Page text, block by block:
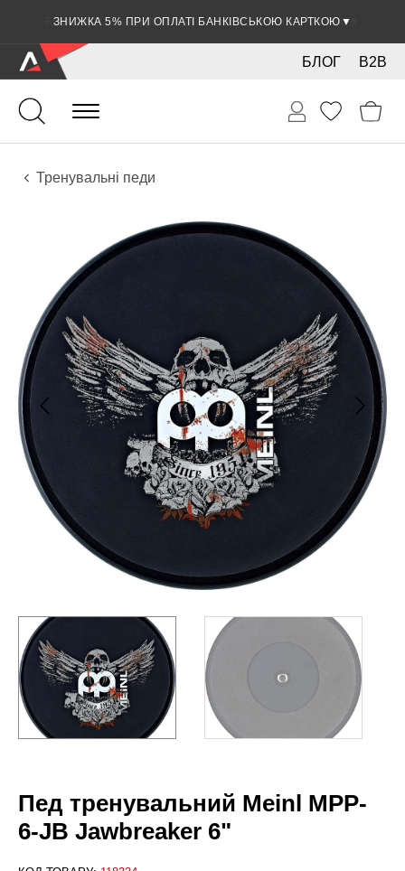
ЗНИЖКА 5% ПРИ ОПЛАТІ БАНКІВСЬКОЮ КАРТКОЮ ▼
B2B
БЛОГ
Ударні
Тарілки
Аксесуари
Тренувальні педи
Пед тренувальний Meinl MPP-
6-JB Jawbreaker 6"